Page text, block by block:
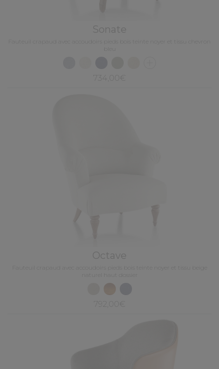
Sonate
Fauteuil crapaud avec accoudoirs pieds bois teinte noyer et tissu chevron
734,00€
Octave
Fauteuil crapaud avec accoudoirs pieds bois teinte noyer et tissu beige
naturel haut dossier
792,00€